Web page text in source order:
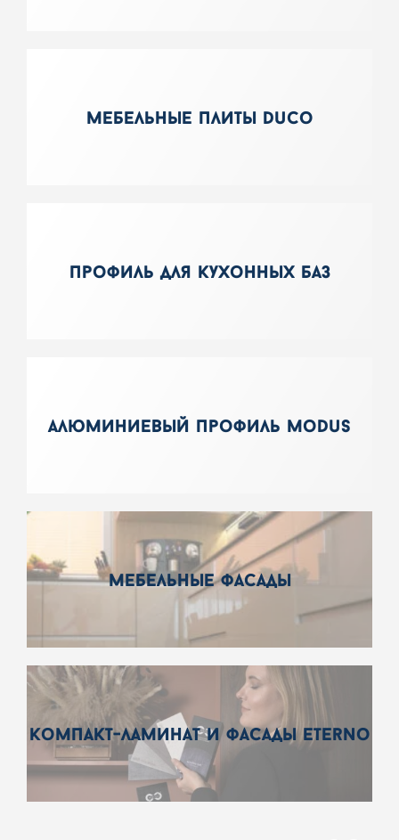
мебельные плиты duco
профиль для кухонных баз
алюминиевый профиль modus
мебельные фасады
компакт-ламинат и фасады eterno